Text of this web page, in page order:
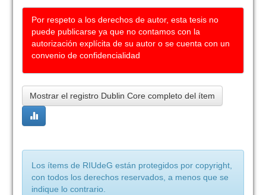
Por respeto a los derechos de autor, esta tesis no
puede publicarse ya que no contamos con la
autorización explícita de su autor o se cuenta con un
convenio de confidencialidad
Mostrar el registro Dublin Core completo del ítem
Los ítems de RIUdeG están protegidos por copyright,
con todos los derechos reservados, a menos que se
indique lo contrario.